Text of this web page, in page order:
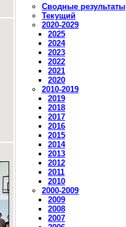
Сводные результаты
Текущий
2020-2029
2025
2024
2023
2022
2021
2020
2010-2019
2019
2018
2017
2016
2015
2014
2013
2012
2011
2010
2000-2009
2009
2008
2007